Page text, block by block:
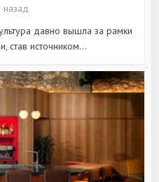
давно вышла за рамки
став источником...